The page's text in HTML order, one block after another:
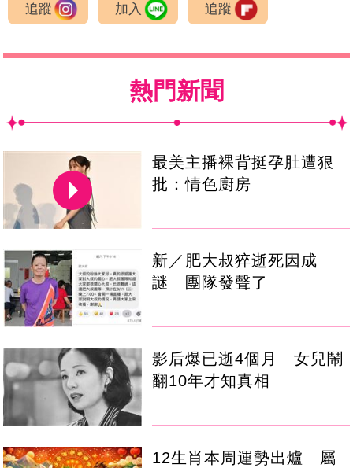
追蹤 加入 追蹤
熱門新聞
最美主播裸背挺孕肚遭狠
批：情色廚房
新／肥大叔猝逝死因成
謎 團隊發聲了
影后爆已逝4個月 女兒鬧
翻10年才知真相
12生肖本周運勢出爐 屬